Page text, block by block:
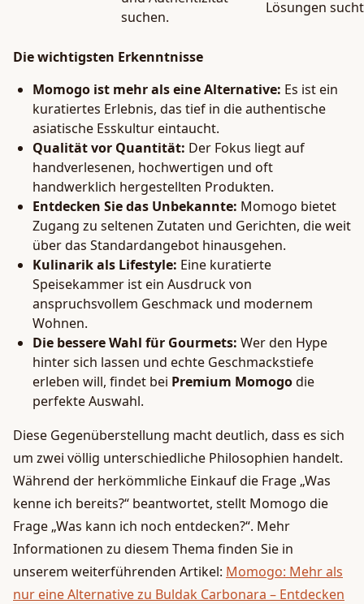
suchen.
Lösungen
Die wichtigsten Erkenntnisse
Momogo ist mehr als eine Alternative: Es ist ein
kuratiertes Erlebnis, das tief in die authentische
asiatische Esskultur eintaucht.
Qualität vor Quantität: Der Fokus liegt auf
handverlesenen, hochwertigen und oft
handwerklich hergestellten Produkten.
Entdecken Sie das Unbekannte: Momogo bietet
Zugang zu seltenen Zutaten und Gerichten, die weit
über das Standardangebot hinausgehen.
Kulinarik als Lifestyle: Eine kuratierte
Speisekammer ist ein Ausdruck von
anspruchsvollem Geschmack und modernem
Wohnen.
Die bessere Wahl für Gourmets: Wer den Hype
hinter sich lassen und echte Geschmackstiefe
erleben will, findet bei Premium Momogodie
perfekte Auswahl.
Diese Gegenüberstellung macht deutlich, dass es sich
um zwei völlig unterschiedliche Philosophien handelt.
Während der herkömmliche Einkauf die Frage „Was
kenne ich bereits?“ beantwortet, stellt Momogo die
Frage „Was kann ich noch entdecken?“. Mehr
Informationen zu diesem Thema finden Sie in
unserem weiterführenden Artikel: Momogo: Mehr als
nur eine Alternative zu Buldak Carbonara – Entdecken